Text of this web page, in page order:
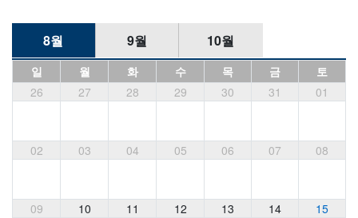
8월 9월 10월
일 월 화 수 목 금
토
26
27 28 29 30 31 01
02 03 04 05 06 07 08
09 10 11 12 13 14 15